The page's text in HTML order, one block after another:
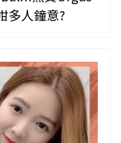
多人鐘意?